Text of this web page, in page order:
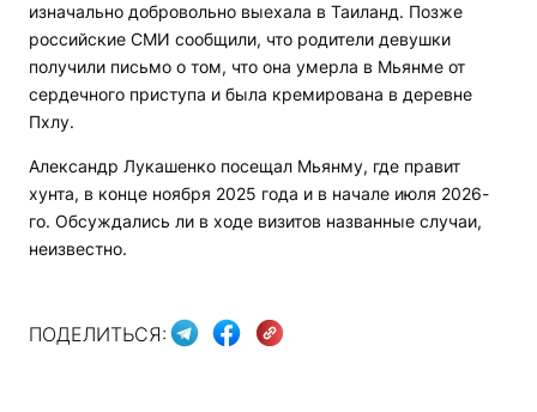
изначально добровольно выехала в Таиланд. Позже
российские СМИ сообщили, что родители девушки
получили письмо о том, что она умерла в Мьянме от
сердечного приступа и была кремирована в деревне
Пхлу.
Александр Лукашенко посещал Мьянму, где правит
хунта, в конце ноября 2025 года и в начале июля 2026-
го. Обсуждались ли в ходе визитов названные случаи,
неизвестно.
ПОДЕЛИТЬСЯ: